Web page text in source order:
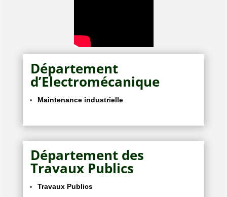
Département
d’Electromécanique
Maintenance industrielle
Département des
Travaux Publics
Travaux Publics